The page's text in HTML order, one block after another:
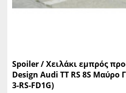
Spoiler / Χειλάκι εμπρός
Design Audi TT RS 8S Μαύρο
3-RS-FD1G)